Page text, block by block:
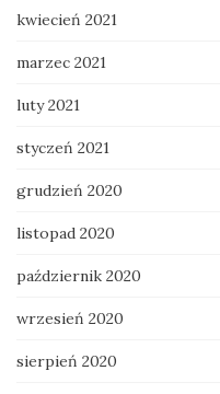
kwiecień 2021
marzec 2021
luty 2021
styczeń 2021
grudzień 2020
listopad 2020
październik 2020
wrzesień 2020
sierpień 2020